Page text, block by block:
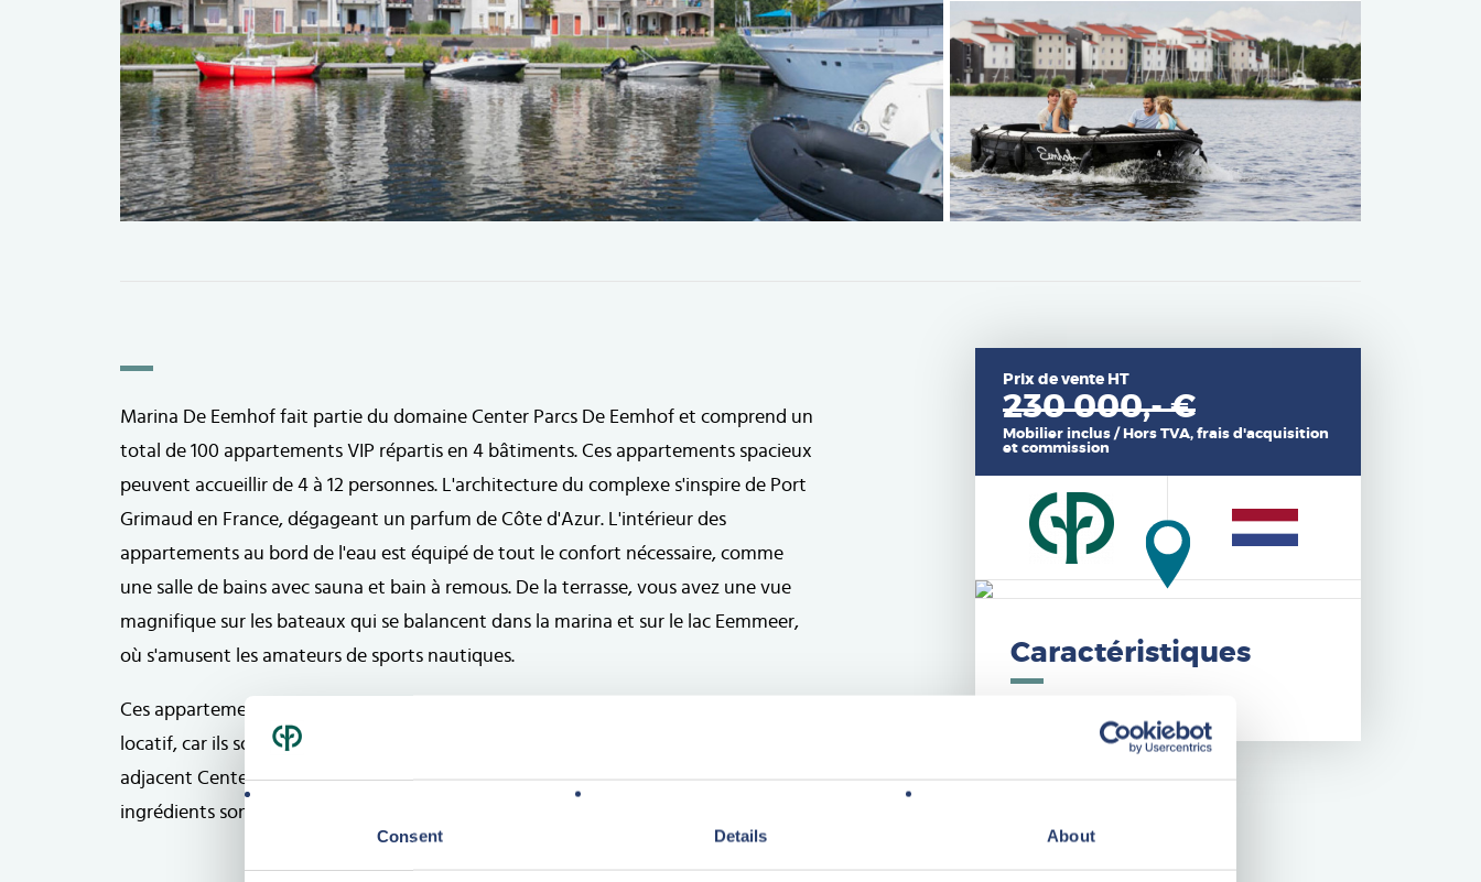
Consent Details About
Afbeelding
Marina De Eemhof fait partie du domaine Center Parcs De Eemhof et comprend un
total de 100 appartements VIP répartis en 4 bâtiments. Ces appartements spacieux
peuvent accueillir de 4 à 12 personnes. L'architecture du complexe s'inspire de Port
Grimaud en France, dégageant un parfum de Côte d'Azur. L'intérieur des
appartements au bord de l'eau est équipé de tout le confort nécessaire, comme
une salle de bains avec sauna et bain à remous. De la terrasse, vous avez une vue
magnifique sur les bateaux qui se balancent dans la marina et sur le lac Eemmeer,
où s'amusent les amateurs de sports nautiques.
Ces appartements sont particulièrement intéressants en tant que bien immobilier
locatif, car ils sont loués à long terme à Center Parcs. Avec le domaine 5 birdies
adjacent Center Parcs De Eemhof, et ses nombreuses commodités, tous les
ingrédients sont réunis pour un taux d'occupation élevé.
Prix de vente HT
230 000,- €
Mobilier inclus / Hors TVA, frais d'acquisition
et commission
Caractéristiques